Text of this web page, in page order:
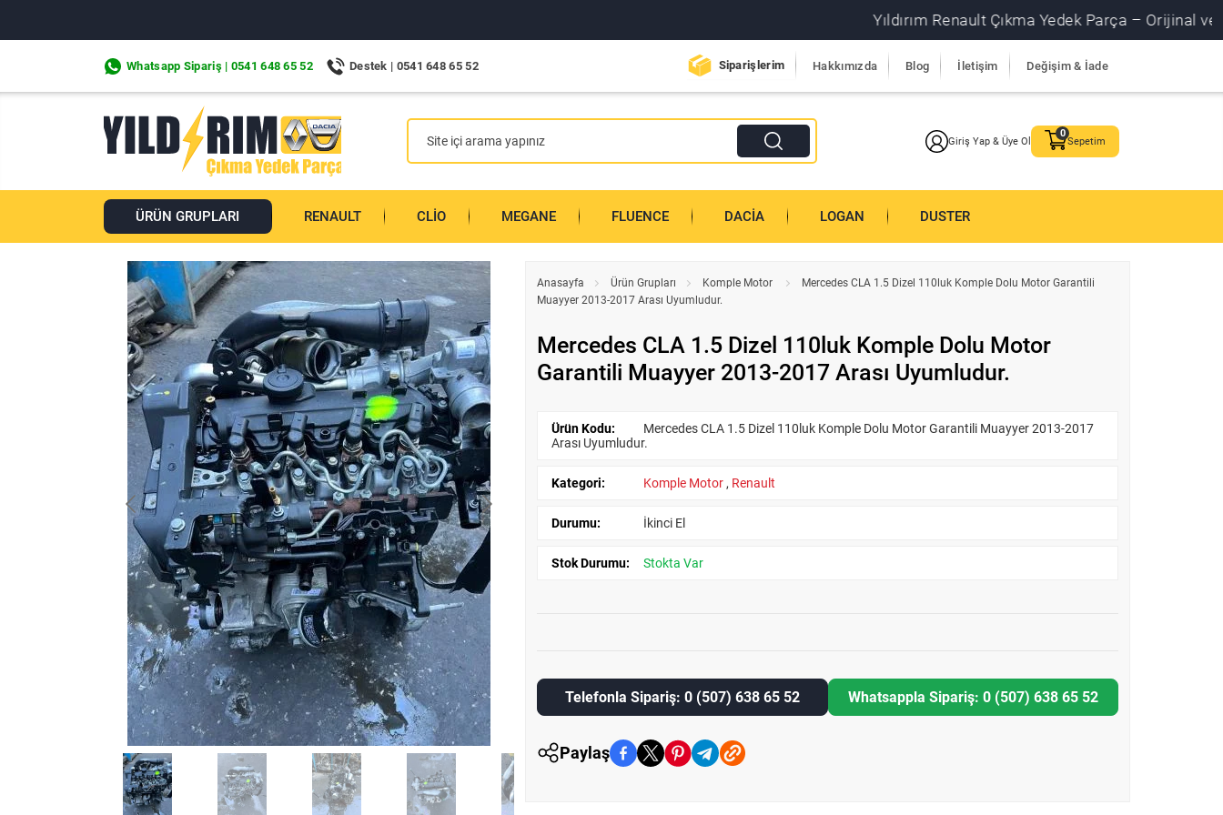
Yıldırım Renault Çıkma Yedek Parça – Orijinal ve
Whatsapp Sipariş | 0541 648 65 52 Destek | 0541 648 65 52 Siparişlerim Hakkımızda Blog İletişim Değişim & İade
Giriş Yap & Üye Ol Sepetim
ÜRÜN GRUPLARI RENAULT CLIO MEGANE FLUENCE DACIA LOGAN DUSTER
Anasayfa Ürün Grupları Komple Motor
Mercedes CLA 1.5 Dizel 110luk Komple Dolu Motor Garantili
Muayyer 2013-2017 Arası Uyumludur.
Mercedes CLA 1.5 Dizel 110luk Komple Dolu Motor
Garantili Muayyer 2013-2017 Arası Uyumludur.
Ürün Kodu:
Mercedes CLA 1.5 Dizel 110luk Komple Dolu Motor Garantili Muayyer 2013-2017
Arası Uyumludur.
Kategori: Komple Motor , Renault
Durumu: İkinci El
Stok Durumu: Stokta Var
Telefonla Sipariş: 0 (507) 638 65 52 Whatsappla Sipariş: 0 (507) 638 65 52
Paylaş